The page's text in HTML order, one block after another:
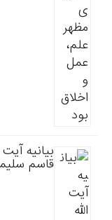
بیانیه
قاسم